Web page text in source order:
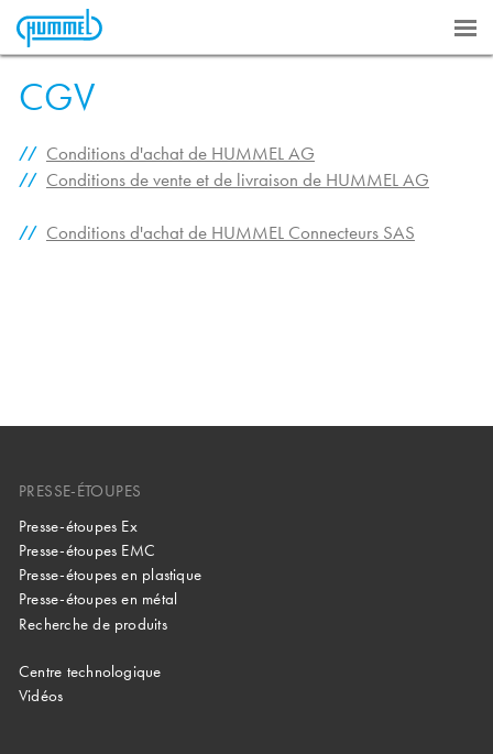
CGV
Conditions d'achat de HUMMEL AG
Conditions de vente et de livraison de HUMMEL AG
Conditions d'achat de HUMMEL Connecteurs SAS
PRESSE-ÉTOUPES
Presse-étoupes Ex
Presse-étoupes EMC
Presse-étoupes en plastique
Presse-étoupes en métal
Recherche de produits
Centre technologique
Vidéos